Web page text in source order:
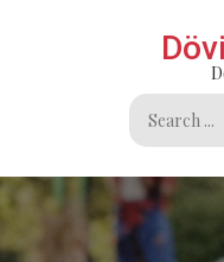
Search
for: